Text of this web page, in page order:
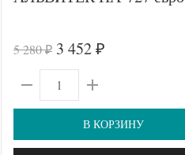
5 280₽ 3 452 ₽
В КОРЗИНУ